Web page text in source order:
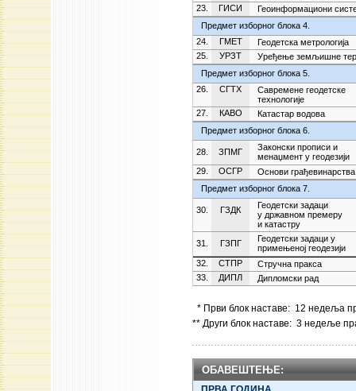
23.
ГИСИ
Геоинформациони
Предмет изборног блока 4.
24.
ГМЕТ
Геодетска метрологија
25.
УРЗТ
Уређење земљишне
Предмет изборног блока 5.
26.
СГТХ
Савремене геодетске
технологије
27.
КАВО
Катастар водова
Предмет изборног блока 6.
28. ЗПМГ
Законски прописи и
менаџмент у геодезији
29.
ОСГР
Основи грађевинарства
Предмет изборног блока 7.
30. ГЗДК
Геодетски задаци
у државном премеру
и катастру
31.
ГЗПГ
Геодетски задаци у
примењеној геодезији
32.
СТПР
Стручна пракса
33.
ДИПЛ Дипломски рад
* Први блок наставе: 12 недеља
** Други блок наставе: 3 недеље
ОБАВЕШТЕЊЕ: